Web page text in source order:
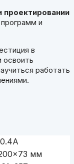
проектировании
и
в
работать
мм